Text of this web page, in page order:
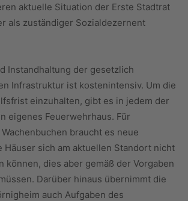
aktuelle Situation der Erste Stadtrat
als zuständiger Sozialdezernent
Instandhaltung der gesetzlich
Infrastruktur ist kostenintensiv. Um die
einzuhalten, gibt es in jedem der
eigenes Feuerwehrhaus. Für
braucht es neue
Häuser sich am aktuellen Standort nicht
können, dies aber gemäß der Vorgaben
Darüber hinaus übernimmt die
auch Aufgaben des